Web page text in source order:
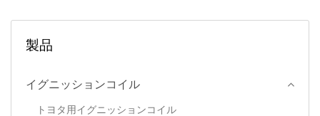
製品
イグニッションコイル
トヨタ用イグニッションコイル